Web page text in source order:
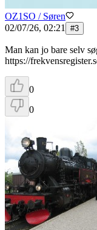
OZ1SO / Søren
02/07/26, 02:21
#3
Man kan jo bare selv
https://
0
0